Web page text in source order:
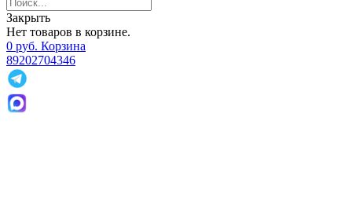
Закрыть
Нет товаров в корзине.
0 руб. Корзина
89202704346